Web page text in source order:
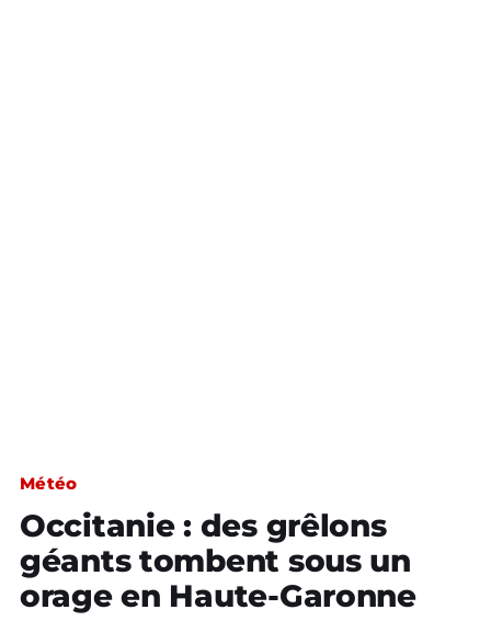
Météo
Occitanie : des grêlons
géants tombent sous un
orage en Haute-Garonne